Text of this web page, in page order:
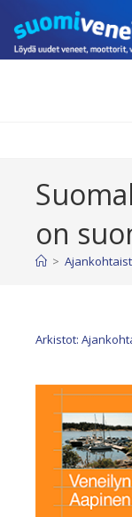
suoraan
sisältöön
on
>
Arkistot: